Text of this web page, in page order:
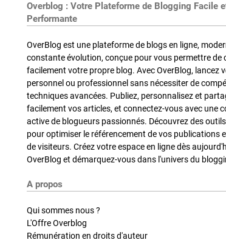
Overblog : Votre Plateforme de Blogging Facile
Performante
OverBlog est une plateforme de blogs en ligne,
constante évolution, conçue pour vous permettre de
facilement votre propre blog. Avec OverBlog, lancez
personnel ou professionnel sans nécessiter de
techniques avancées. Publiez, personnalisez et
facilement vos articles, et connectez-vous avec une
active de blogueurs passionnés. Découvrez des
pour optimiser le référencement de vos publications
de visiteurs. Créez votre espace en ligne dès
OverBlog et démarquez-vous dans l'univers du
A propos
Qui sommes nous ?
L'Offre Overblog
Rémunération en droits d'auteur